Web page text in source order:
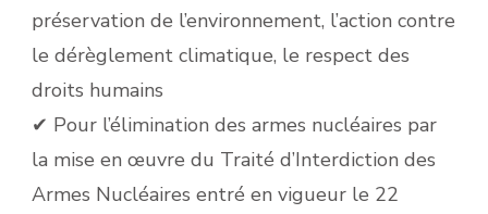
préservation de l’environnement, l’action contre
le dérèglement climatique, le respect des
droits humains
✔ Pour l’élimination des armes nucléaires par
la mise en œuvre du Traité d’Interdiction des
Armes Nucléaires entré en vigueur le 22